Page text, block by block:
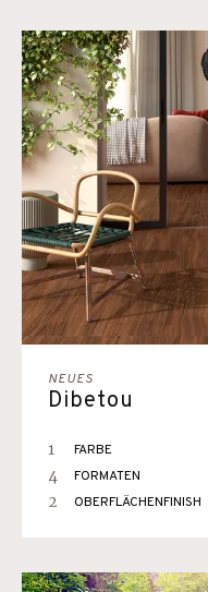
NEUES
Dibetou
1 FARBE
4 FORMATEN
2 OBERFLÄCHENFINISH